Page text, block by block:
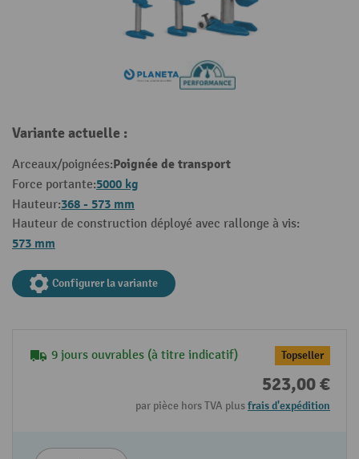
Variante actuelle :
Arceaux/poignées:Poignée de transport
Force portante:5000 kg
Hauteur:368 - 573 mm
Hauteur de construction déployé avec rallonge à vis:
573 mm
Configurer la variante
9 jours ouvrables (à titre indicatif) Topseller
523,00 €
par pièce hors TVA plusfrais d'expédition